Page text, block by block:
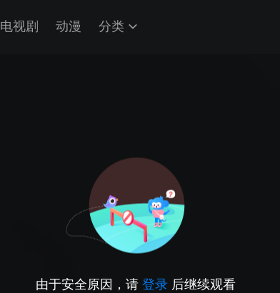
电视剧 动漫 分类
由于安全原因，请 登录 后继续观看